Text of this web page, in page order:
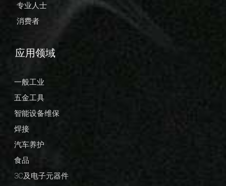
专业人士
消费者
应用领域
一般工业
五金工具
智能设备维保
焊接
汽车养护
食品
3C及电子元器件